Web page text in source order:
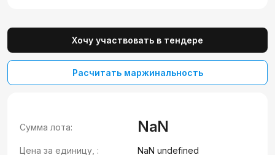
Хочу участвовать в тендере
Расчитать маржинальность
Сумма лота: NaN
Цена за единицу, : NaN undefined